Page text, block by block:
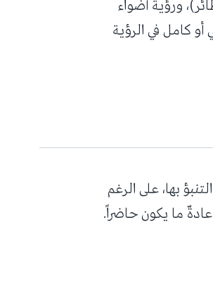
ورؤية أضواء
كامل في الرؤية
بها، على الرغم
ما يكون حاضراً.